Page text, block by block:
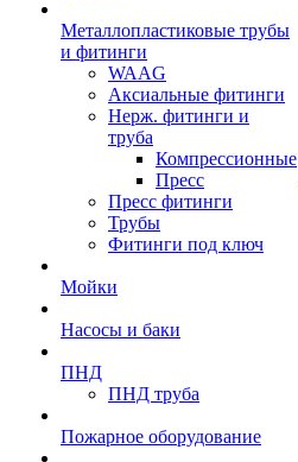
Металлопластиковые трубы
и фитинги
WAAG
Аксиальные фитинги
Нерж. фитинги и
труба
Компрессионные
Пресс
Пресс фитинги
Трубы
Фитинги под ключ
Мойки
Насосы и баки
ПНД
ПНД труба
Пожарное оборудование